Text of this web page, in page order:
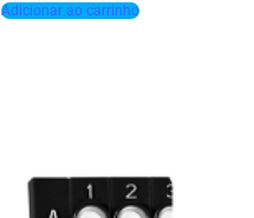
Adicionar ao carrinho